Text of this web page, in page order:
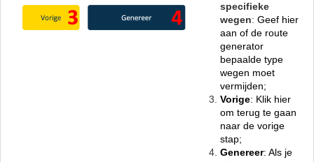
specifieke
wegen: Geef hier
aan of de route
generator
bepaalde type
wegen moet
vermijden;
Vorige: Klik hier
om terug te gaan
naar de vorige
stap;
Genereer: Als je